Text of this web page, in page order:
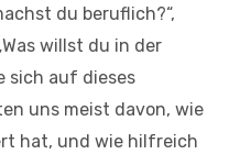
du beruflich?“,
willst du in der
sich auf dieses
uns meist davon, wie
hat, und wie hilfreich